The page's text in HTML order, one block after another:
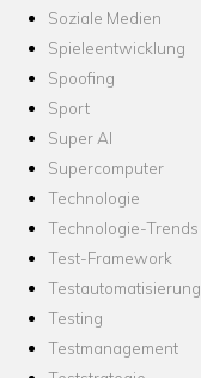
Soziale Medien
Spieleentwicklung
Spoofing
Sport
Super AI
Supercomputer
Technologie
Technologie-Trends
Test-Framework
Testautomatisierung
Testing
Testmanagement